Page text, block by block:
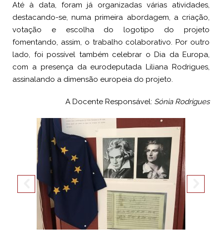
Até à data, foram já organizadas várias atividades,
destacando-se, numa primeira abordagem, a criação,
votação e escolha do logotipo do projeto
fomentando, assim, o trabalho colaborativo. Por outro
lado, foi possível também celebrar o Dia da Europa,
com a presença da eurodeputada Liliana Rodrigues,
assinalando a dimensão europeia do projeto.
A Docente Responsável: Sónia Rodrigues